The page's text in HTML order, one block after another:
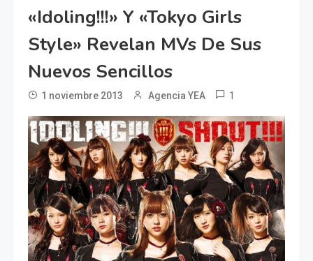
«Idoling!!!» Y «Tokyo Girls
Style» Revelan MVs De Sus
Nuevos Sencillos
1 noviembre 2013 Agencia YEA 1